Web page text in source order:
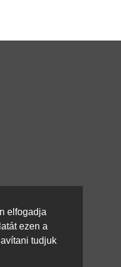
elfogadja
ezen a
tudjuk